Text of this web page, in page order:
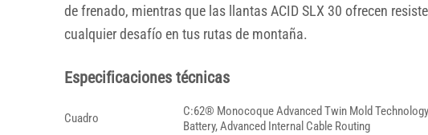
de frenado, mientras que las llantas ACID SLX 30 ofrecen
cualquier desafío en tus rutas de montaña.
Especificaciones técnicas
Cuadro
C:62® Monocoque Advanced Twin Mold
Battery, Advanced Internal Cable Routing